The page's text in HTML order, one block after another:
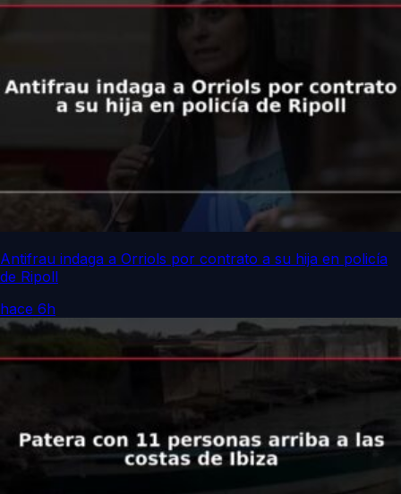
Antifrau indaga a Orriols por contrato a su hija en policía
de Ripoll
hace 6h